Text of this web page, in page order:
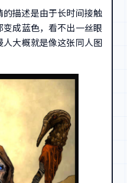
描述是由于长时间接触
成蓝色，看不出一丝眼
人大概就是像这张同人图